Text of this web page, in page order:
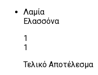
Λαμία
Ελασσόνα
1
1
Τελικό Αποτέλεσμα